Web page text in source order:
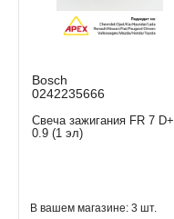
Bosch
0242235666
Свеча зажигания FR 7 D+
0.9 (1 эл)
В вашем магазине: 3 шт.